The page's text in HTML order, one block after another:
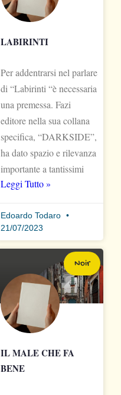
LABIRINTI
Per addentrarsi nel parlare
di “Labirinti “è necessaria
una premessa. Fazi
editore nella sua collana
specifica, “DARKSIDE”,
ha dato spazio e rilevanza
importante a tantissimi
Leggi Tutto »
Edoardo Todaro
21/07/2023
Noir
IL MALE CHE FA
BENE